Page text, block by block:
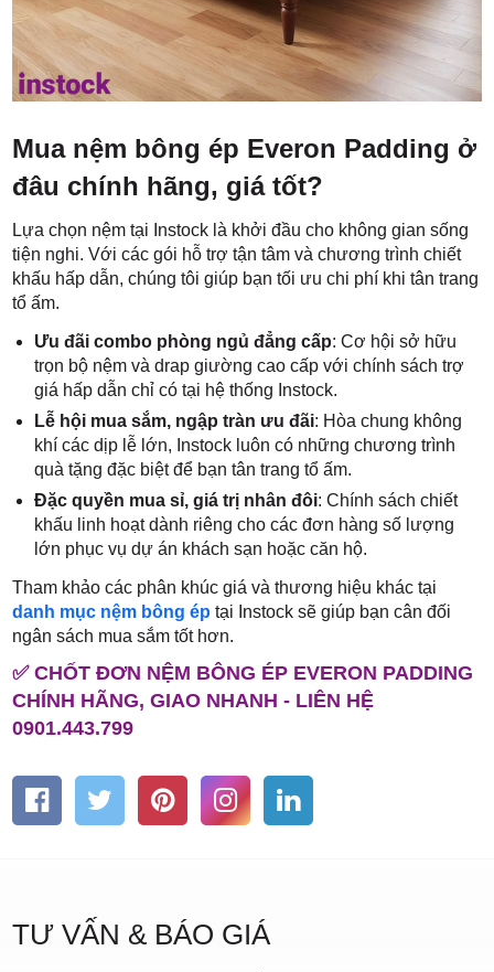
Mua nệm bông ép Everon Padding ở
đâu chính hãng, giá tốt?
Lựa chọn nệm tại Instock là khởi đầu cho không gian sống
tiện nghi. Với các gói hỗ trợ tận tâm và chương trình chiết
khấu hấp dẫn, chúng tôi giúp bạn tối ưu chi phí khi tân trang
tổ ấm.
Ưu đãi combo phòng ngủ đẳng cấp: Cơ hội sở hữu
trọn bộ nệm và drap giường cao cấp với chính sách trợ
giá hấp dẫn chỉ có tại hệ thống Instock.
Lễ hội mua sắm, ngập tràn ưu đãi: Hòa chung không
khí các dịp lễ lớn, Instock luôn có những chương trình
quà tặng đặc biệt để bạn tân trang tổ ấm.
Đặc quyền mua sỉ, giá trị nhân đôi: Chính sách chiết
khấu linh hoạt dành riêng cho các đơn hàng số lượng
lớn phục vụ dự án khách sạn hoặc căn hộ.
Tham khảo các phân khúc giá và thương hiệu khác tại
danh mục nệm bông ép tại Instock sẽ giúp bạn cân đối
ngân sách mua sắm tốt hơn.
✅ CHỐT ĐƠN NỆM BÔNG ÉP EVERON PADDING
CHÍNH HÃNG, GIAO NHANH - LIÊN HỆ
0901.443.799
TƯ VẤN & BÁO GIÁ